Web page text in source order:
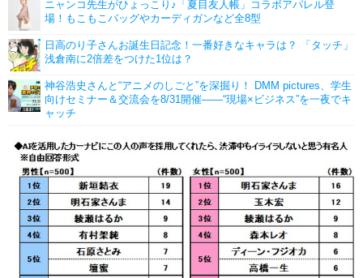
ニャンコ先生がひょっこり♪「夏目友人帳」コラボアパレル登
場！もこもこバッグやカーディガンなど全8型
日高のり子さんお誕生日記念！一番好きなキャラは？ 「タッチ」
浅倉南に2倍差をつけた1位は？
神谷浩史さんと“アニメのしごと”を深掘り！ DMM pictures、学生
向けセミナー＆交流会を8/31開催――“現場×ビジネス”を一夜でキ
ャッチ